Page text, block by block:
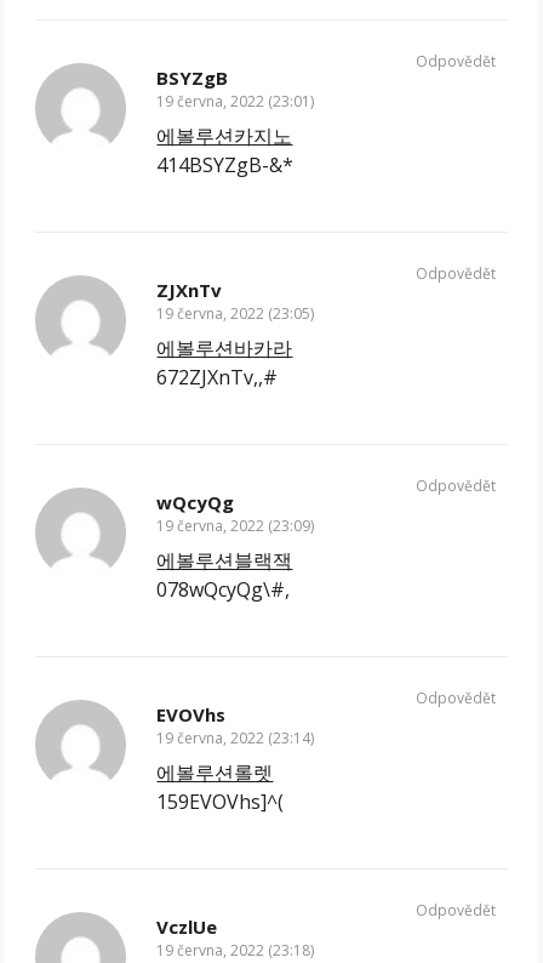
BSYZgB
19 června, 2022 (23:01)
에볼루션카지노
414BSYZgB-&*
Odpovědět
ZJXnTv
19 června, 2022 (23:05)
에볼루션바카라
672ZJXnTv,,#
Odpovědět
wQcyQg
19 června, 2022 (23:09)
에볼루션블랙잭
078wQcyQg\#,
Odpovědět
EVOVhs
19 června, 2022 (23:14)
에볼루션롤렛
159EVOVhs]^(
Odpovědět
VczlUe
19 června, 2022 (23:18)
Odpovědět